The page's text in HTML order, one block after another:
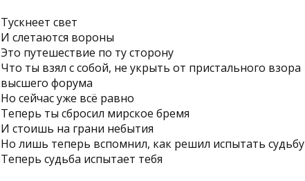
Тускнеет свет
И слетаются вороны
Это путешествие по ту сторону
Что ты взял с собой, не укрыть от пристального взора
высшего форума
Но сейчас уже всё равно
Теперь ты сбросил мирское бремя
И стоишь на грани небытия
Но лишь теперь вспомнил, как решил испытать судьбу
Теперь судьба испытает тебя